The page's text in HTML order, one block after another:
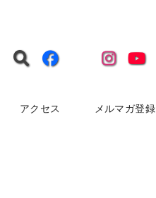
アクセス メルマガ登録